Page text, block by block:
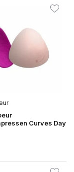
Curves Day